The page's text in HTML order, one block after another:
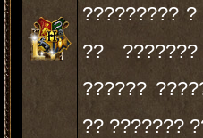
?????????
??
??????
?? ???????